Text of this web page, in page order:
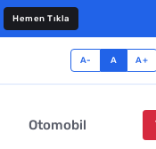
Hemen Tıkla
A- A A+
Otomobil